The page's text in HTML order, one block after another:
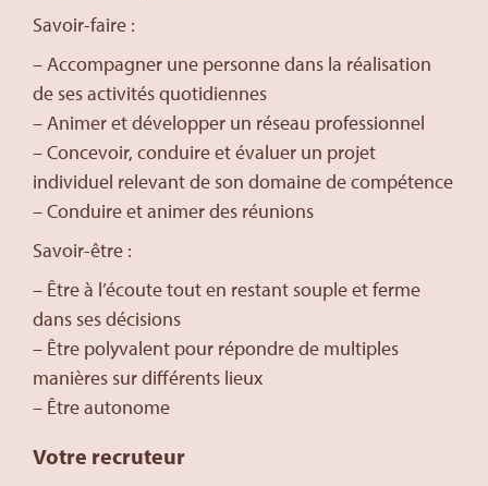
Savoir-faire :
– Accompagner une personne dans la réalisation
de ses activités quotidiennes
– Animer et développer un réseau professionnel
– Concevoir, conduire et évaluer un projet
individuel relevant de son domaine de compétence
– Conduire et animer des réunions
Savoir-être :
– Être à l’écoute tout en restant souple et ferme
dans ses décisions
– Être polyvalent pour répondre de multiples
manières sur différents lieux
– Être autonome
Votre recruteur